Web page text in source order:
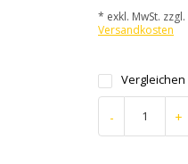
* exkl. MwSt. zzgl.
Versandkosten
Vergleichen
- +